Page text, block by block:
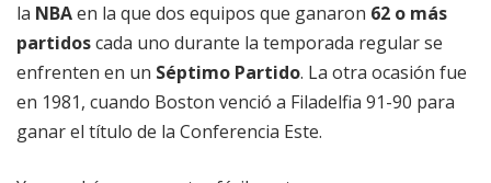
la NBAen la que dos equipos que ganaron 62 o más
partidoscada uno durante la temporada regular se
enfrenten en un Séptimo Partido. La otra ocasión fue
en 1981, cuando Boston venció a Filadelfia 91-90 para
ganar el título de la Conferencia Este.